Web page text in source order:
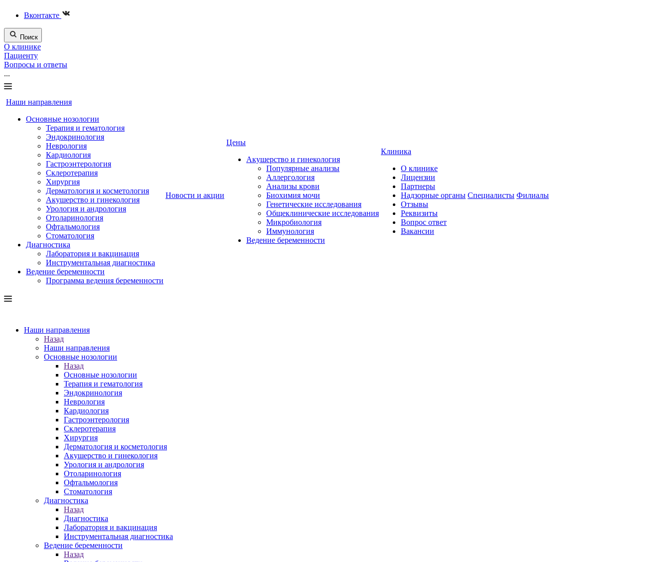
Вконтакте
Поиск
О клинике
Пациенту
Вопросы и ответы
...
Наши направления
Основные нозологии
Терапия и гематология
Эндокринология
Неврология
Кардиология
Гастроэнтерология
Склеротерапия
Хирургия
Дерматология и косметология
Акушерство и гинекология
Урология и андрология
Отоларинология
Офтальмология
Стоматология
Диагностика
Лаборатория и вакцинация
Инструментальная диагностика
Ведение беременности
Программа ведения беременности
Новости и акции
Цены
Акушерство и гинекология
Популярные анализы
Аллергология
Анализы крови
Биохимия мочи
Генетические исследования
Общеклинические исследования
Микробиология
Иммунология
Ведение беременности
Клиника
О клинике
Лицензии
Партнеры
Надзорные органы
Отзывы
Реквизиты
Вопрос ответ
Вакансии
Специалисты Филиалы
Наши направления
Назад
Наши направления
Основные нозологии
Назад
Основные нозологии
Терапия и гематология
Эндокринология
Неврология
Кардиология
Гастроэнтерология
Склеротерапия
Хирургия
Дерматология и косметология
Акушерство и гинекология
Урология и андрология
Отоларинология
Офтальмология
Стоматология
Диагностика
Назад
Диагностика
Лаборатория и вакцинация
Инструментальная диагностика
Ведение беременности
Назад